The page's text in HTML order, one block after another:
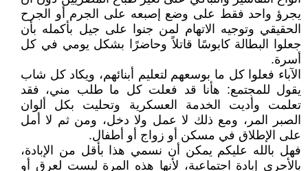
يجرؤ واحد فقط على وضع إصبعه على الجرم أو الجرح
الحقيقي وتوجيه الاتهام لمن جنوا على جيل بأكمله بأن
جعلوا البطالة كابوسًا قاتلاً وحاضرًا بشكل يومي في كل
أسرة.
الآباء فعلوا كل ما بوسعهم لتعليم أبنائهم، ويكاد كل شاب
يقول للمجتمع: هأنا قد فعلت كل ما طلب مني، فقد
تعلمت وأديت الخدمة العسكرية وتحليت بكل ألوان
الصبر المر، ومع ذلك لا عمل ولا دخل، ومن ثم لا أمل
على الإطلاق في مسكن أو زواج أو أطفال.
فهل بالله عليكم يمكن أن نسمي هذا بأقل من الإبادة،
بالأحرى إبادة اجتماعية، لأنها هذه المرة ليست لعرق أو